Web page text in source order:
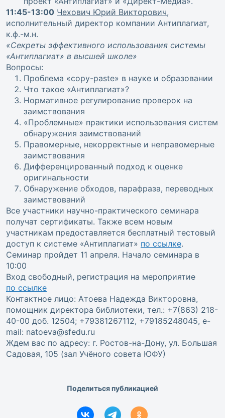
11:45-13:00 Чехович Юрий Викторович,
исполнительный директор компании Антиплагиат,
к.ф.-м.н.
«Секреты эффективного использования системы
«Антиплагиат» в высшей школе»
Вопросы:
Проблема «copy-paste» в науке и образовании
Что такое «Антиплагиат»?
Нормативное регулирование проверок на
заимствования
«Проблемные» практики использования систем
обнаружения заимствований
Правомерные, некорректные и неправомерные
заимствования
Дифференцированный подход к оценке
оригинальности
Обнаружение обходов, парафраза, переводных
заимствований
Все участники научно-практического семинара
получат сертификаты. Также всем новым
участникам предоставляется бесплатный тестовый
доступ к системе «Антиплагиат» по ссылке.
Семинар пройдет 11 апреля. Начало семинара в
10:00
Вход свободный, регистрация на мероприятие
по ссылке
Контактное лицо: Атоева Надежда Викторовна,
помощник директора библиотеки, тел.: +7(863) 218-
40-00 доб. 12504; +79381267112, +79185248045, e-
mail: natoeva@sfedu.ru
Ждем вас по адресу: г. Ростов-на-Дону, ул. Большая
Садовая, 105 (зал Учёного совета ЮФУ)
Поделиться публикацией